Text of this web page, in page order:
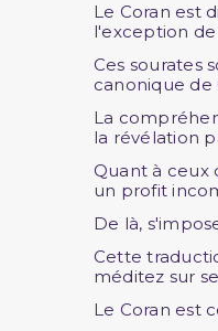
Le Coran est
l'exception
Ces sourates
canonique de
La
la révélation
Quant à ceux
un profit
De là,
Cette
méditez sur
Le Coran est